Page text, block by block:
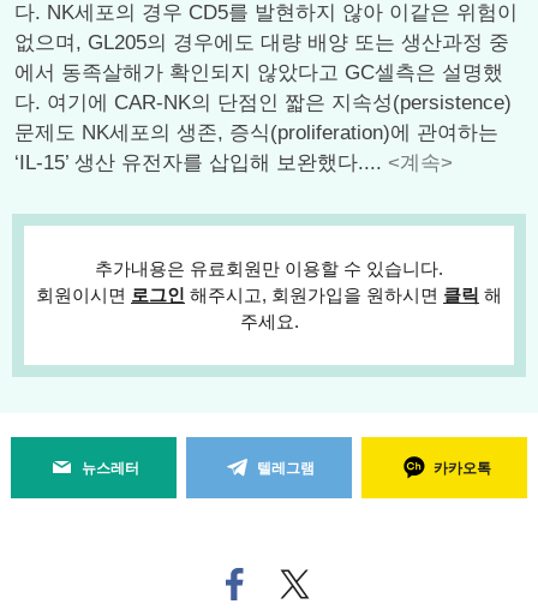
다. NK세포의 경우 CD5를 발현하지 않아 이같은 위험이
없으며, GL205의 경우에도 대량 배양 또는 생산과정 중
에서 동족살해가 확인되지 않았다고 GC셀측은 설명했
다. 여기에 CAR-NK의 단점인 짧은 지속성(persistence)
문제도 NK세포의 생존, 증식(proliferation)에 관여하는
‘IL-15’ 생산 유전자를 삽입해 보완했다.... <계속>
추가내용은 유료회원만 이용할 수 있습니다.
회원이시면 로그인 해주시고, 회원가입을 원하시면 클릭 해
주세요.
뉴스레터 텔레그램 카카오톡
페
이
트위
터로